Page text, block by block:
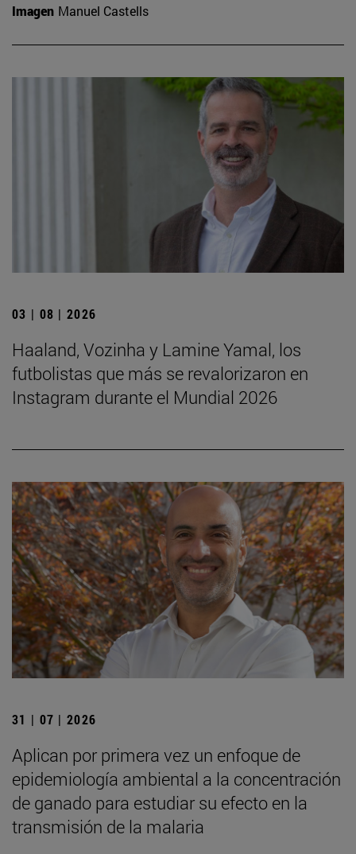
Imagen Manuel Castells
03 | 08 | 2026
Haaland, Vozinha y Lamine Yamal, los
futbolistas que más se revalorizaron en
Instagram durante el Mundial 2026
31 | 07 | 2026
Aplican por primera vez un enfoque de
epidemiología ambiental a la concentración
de ganado para estudiar su efecto en la
transmisión de la malaria